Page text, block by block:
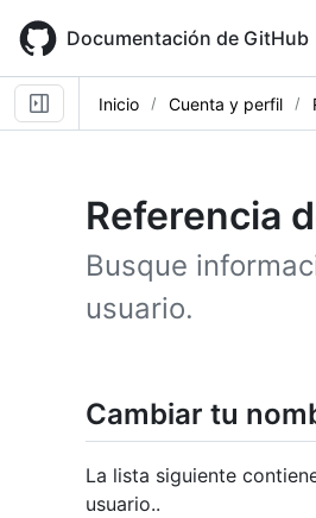
main
content
Documentación de GitHub
Inicio Cuenta y perfil
Referencia
Busque
usuario.
Cambiar tu
La lista siguiente
usuario..